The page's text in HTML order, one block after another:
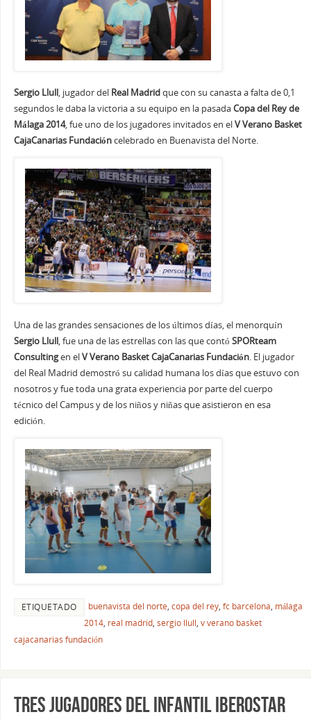
Sergio Llull, jugador del Real Madridque con su canasta a falta de 0,1
segundos le daba la victoria a su equipo en la pasadaCopa del Rey de
Málaga 2014, fue uno de los jugadores invitados en elV Verano Basket
CajaCanarias Fundacióncelebrado en Buenavista del Norte.
Una de las grandes sensaciones de los últimos días, el menorquín
Sergio Llull, fue una de las estrellas con las que contó SPORteam
Consultingen elV Verano Basket CajaCanarias Fundación. El jugador
del Real Madrid demostró su calidad humana los días que estuvo con
nosotros y fue toda una grata experiencia por parte del cuerpo
técnico del Campus y de los niños y niñas que asistieron en esa
edición.
ETIQUETADO buenavista del norte, copa del rey, fc barcelona, málaga
2014, real madrid, sergio llull, v verano basket
cajacanarias fundación
Tres jugadores del Infantil Iberostar